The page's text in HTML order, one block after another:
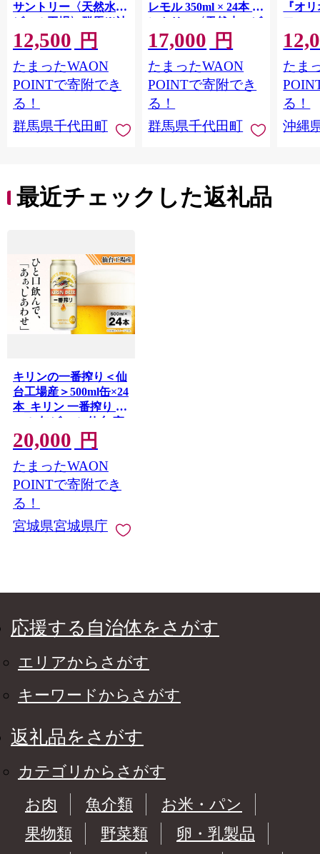
サントリー〈天然水の
ビール工場〉群馬※沖
縄・離島地域へのお届
け不可
12,500 円
たまったWAON
POINTで寄附でき
る！
群馬県千代田町
レモル 350ml × 24本 サ
ントリー〈天然水のビ
ール工場〉群馬※沖
縄・離島地域へのお届
け不可
17,000 円
たまったWAON
POINTで寄附でき
る！
群馬県千代田町
『オ
フ』
泡酒
1ケー
ロ ゼ
麦芽3
化し
すめ
重瀬
たま
る！
沖縄
最近チェックした返礼品
キリンの一番搾り＜仙
台工場産＞500ml缶×24
本_キリン 一番搾り ビ
ール 缶ビール 仙台 宮
城 地ビール 国産 酒 晩
酌 家飲み 美味しい 人
気 おすすめ ギフト 贈
答 プレゼント 送料無
料【1412564】
20,000 円
たまったWAON
POINTで寄附でき
る！
宮城県宮城県庁
応援する自治体をさがす
エリアからさがす
キーワードからさがす
返礼品をさがす
カテゴリからさがす
お肉
魚介類
お米・パン
果物類
野菜類
卵・乳製品